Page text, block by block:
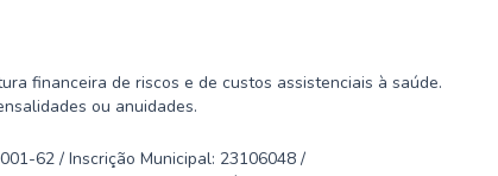
financeira de riscos e de custos assistenciais à saúde.
ou anuidades.
62 / Inscrição Municipal: 23106048 /